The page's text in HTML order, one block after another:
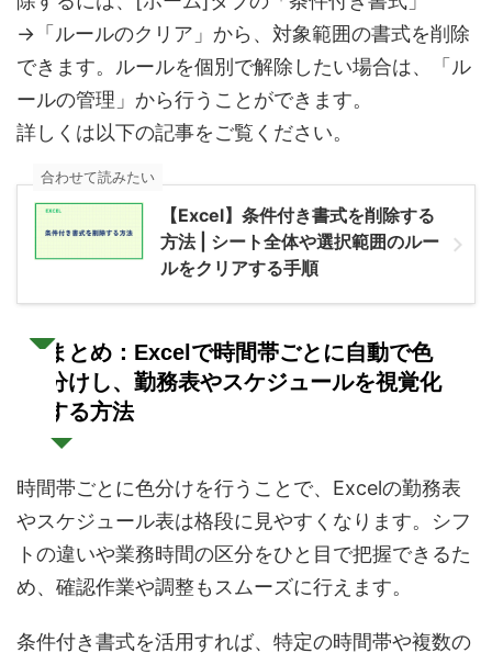
→「ルールのクリア」から、対象範囲の書式を削除
できます。ルールを個別で解除したい場合は、「ル
ールの管理」から行うことができます。
詳しくは以下の記事をご覧ください。
【Excel】条件付き書式を削除する
方法 | シート全体や選択範囲のルー
ルをクリアする手順
合わせて読みたい
まとめ：Excelで時間帯ごとに自動で色
分けし、勤務表やスケジュールを視覚化
する方法
時間帯ごとに色分けを行うことで、Excelの勤務表
やスケジュール表は格段に見やすくなります。シフ
トの違いや業務時間の区分をひと目で把握できるた
め、確認作業や調整もスムーズに行えます。
条件付き書式を活用すれば、特定の時間帯や複数の